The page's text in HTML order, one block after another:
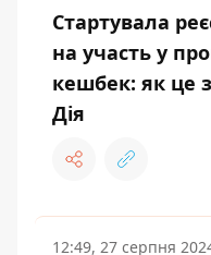
Стартувала
на участь у
кешбек: як це
Дія
12:49, 27 серпня